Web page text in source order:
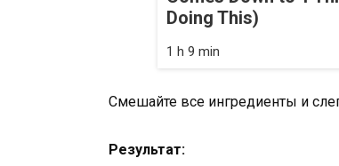
Doing This)
1 h 9 min
Смешайте все ингредиенты и
Результат: